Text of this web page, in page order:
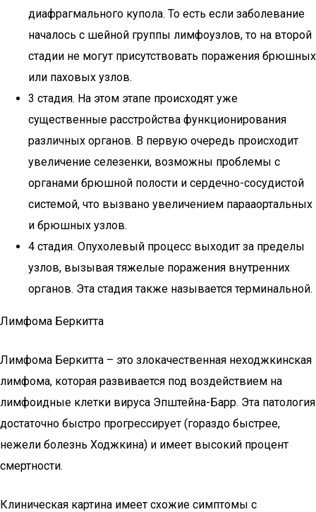
диафрагмального купола. То есть если заболевание
началось с шейной группы лимфоузлов, то на второй
стадии не могут присутствовать поражения брюшных
или паховых узлов.
3 стадия. На этом этапе происходят уже
существенные расстройства функционирования
различных органов. В первую очередь происходит
увеличение селезенки, возможны проблемы с
органами брюшной полости и сердечно-сосудистой
системой, что вызвано увеличением парааортальных
и брюшных узлов.
4 стадия. Опухолевый процесс выходит за пределы
узлов, вызывая тяжелые поражения внутренних
органов. Эта стадия также называется терминальной.
Лимфома Беркитта
Лимфома Беркитта – это злокачественная неходжкинская
лимфома, которая развивается под воздействием на
лимфоидные клетки вируса Эпштейна-Барр. Эта патология
достаточно быстро прогрессирует (гораздо быстрее,
нежели болезнь Ходжкина) и имеет высокий процент
смертности.
Клиническая картина имеет схожие симптомы с